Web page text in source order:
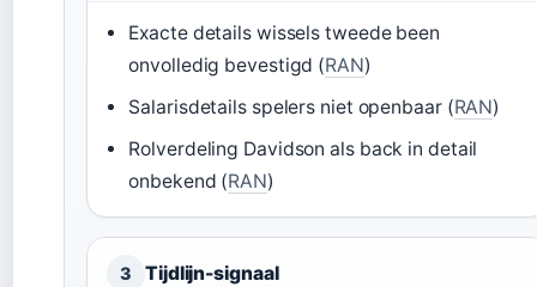
Exacte details wissels tweede been
onvolledig bevestigd (RAN)
Salarisdetails spelers niet openbaar (RAN)
Rolverdeling Davidson als back in detail
onbekend (RAN)
3 Tijdlijn-signaal